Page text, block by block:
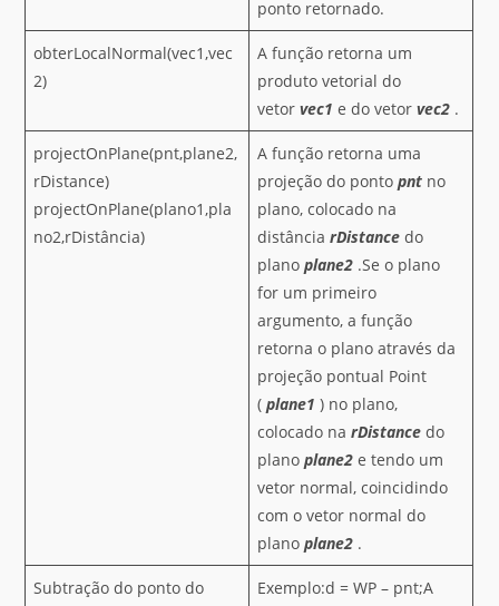
ponto retornado.
obterLocalNormal(vec1,vec
2)
A função retorna um
produto vetorial do
vetorvec1 e do vetorvec2 .
projectOnPlane(pnt,plane2,
rDistance)
projectOnPlane(plano1,pla
no2,rDistância)
A função retorna uma
projeção do pontopnt no
plano, colocado na
distânciarDistance do
planoplane2 .Se o plano
for um primeiro
argumento, a função
retorna o plano através da
projeção pontual Point
(plane1 ) no plano,
colocado narDistance do
planoplane2 e tendo um
vetor normal, coincidindo
com o vetor normal do
planoplane2 .
Subtração do ponto do
Exemplo:d = WP – pnt;A